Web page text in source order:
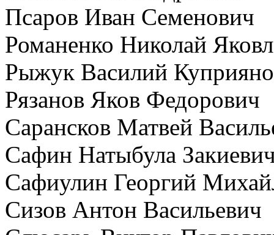
Псаров Иван Семенович
Романенко Николай
Рыжук Василий
Рязанов Яков Федорович
Сарансков Матвей
Сафин Натыбула
Сафиулин Георгий
Сизов Антон Васильевич